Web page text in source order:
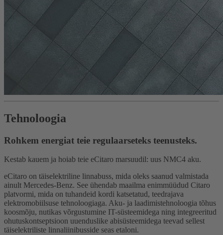
Tehnoloogia
Rohkem energiat teie regulaarseteks teenusteks.
Kestab kauem ja hoiab teie eCitaro marsuudil: uus NMC4 aku.
eCitaro on täiselektriline linnabuss, mida oleks saanud valmistada
ainult Mercedes-Benz. See ühendab maailma enimmüüdud Citaro
platvormi, mida on tuhandeid kordi katsetatud, teedrajava
elektromobiilsuse tehnoloogiaga. Aku- ja laadimistehnoloogia tõhus
koosmõju, nutikas võrgustumine IT-süsteemidega ning integreeritud
ohutuskontseptsioon uuenduslike abisüsteemidega teevad sellest
täiselektriliste linnaliinibusside seas etaloni.